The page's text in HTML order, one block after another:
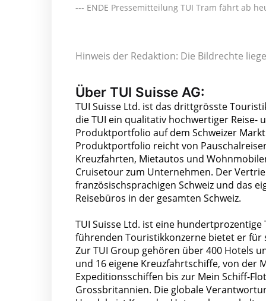
--- ENDE Pressemitteilung TUI Tram fährt ab
Hinweis der Redaktion: Die Bildrechte
Über TUI Suisse AG:
TUI Suisse Ltd. ist das drittgrösste
die TUI ein qualitativ hochwertiger
Produktportfolio auf dem Schweizer
Produktportfolio reicht von
Kreuzfahrten, Mietautos und
Cruisetour zum Unternehmen. Der
französischsprachigen Schweiz und das
Reisebüros in der gesamten Schweiz.
TUI Suisse Ltd. ist eine
führenden Touristikkonzerne bietet er für
Zur TUI Group gehören über 400 Hotels
und 16 eigene Kreuzfahrtschiffe, von der
Expeditionsschiffen bis zur Mein Schiff-
Grossbritannien. Die globale